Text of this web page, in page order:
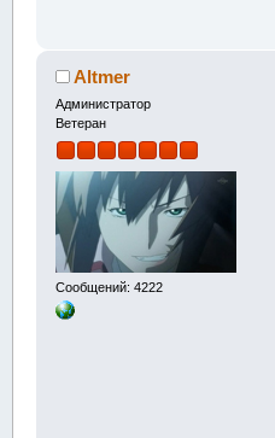
Altmer
Администратор
Ветеран
Сообщений: 4222